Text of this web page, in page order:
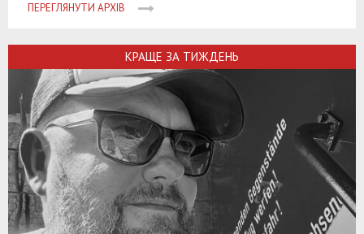
ПЕРЕГЛЯНУТИ АРХІВ
КРАЩЕ ЗА ТИЖДЕНЬ